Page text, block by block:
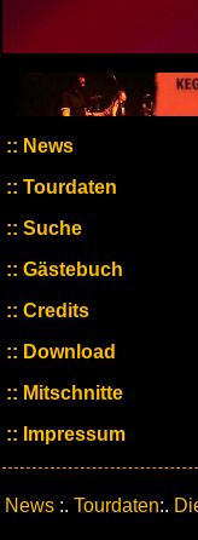
News
Tourdaten
Suche
Gästebuch
Credits
Download
Mitschnitte
Impressum
News :. Tourdaten:.